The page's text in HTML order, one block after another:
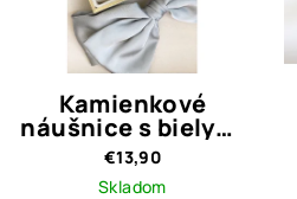
Kamienkové
náušnice s bielymi
kamienkami
Rachel
€13,90
Skladom